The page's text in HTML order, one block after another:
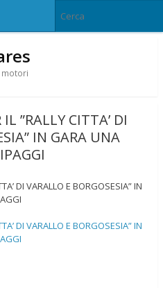
motori
”RALLY CITTA’ DI
IN GARA UNA
DI VARALLO E BORGOSESIA” IN
DI VARALLO E BORGOSESIA” IN